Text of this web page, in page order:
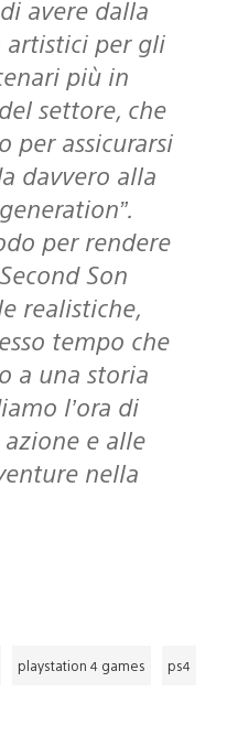
artistici per gli
più in
settore, che
per assicurarsi
davvero alla
per rendere
Son
realistiche,
tempo che
a una storia
l’ora di
e alle
nella
playstation 4 games ps4